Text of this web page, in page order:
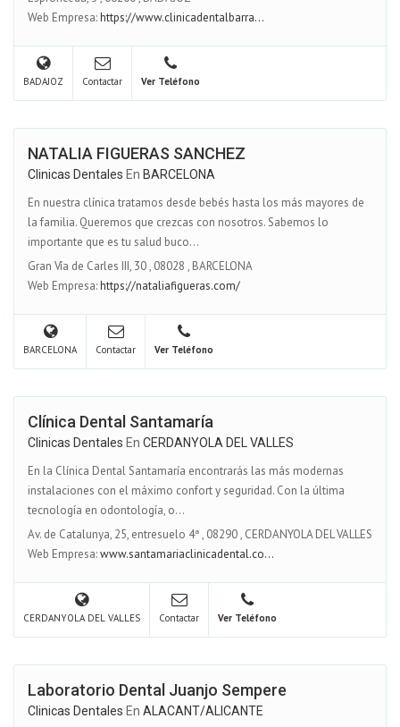
Web Empresa:https://www.clinicadentalbarra...
BADAJOZ Contactar Ver Teléfono
NATALIA FIGUERAS SANCHEZ
Clinicas Dentales En BARCELONA
En nuestra clínica tratamos desde bebés hasta los más mayores de
la familia. Queremos que crezcas con nosotros. Sabemos lo
importante que es tu salud buco...
Gran Vía de Carles III, 30, 08028 , BARCELONA
Web Empresa:https://nataliafigueras.com/
BARCELONA Contactar Ver Teléfono
Clínica Dental Santamaría
Clinicas Dentales En CERDANYOLA DEL VALLES
En la Clínica Dental Santamaría encontrarás las más modernas
instalaciones con el máximo confort y seguridad. Con la última
tecnología en odontología, o...
Av. de Catalunya, 25, entresuelo 4ª, 08290, CERDANYOLA DEL VALLES
Web Empresa:www.santamariaclinicadental.co...
CERDANYOLA DEL VALLES Contactar Ver Teléfono
Laboratorio Dental Juanjo Sempere
Clinicas Dentales En ALACANT/ALICANTE